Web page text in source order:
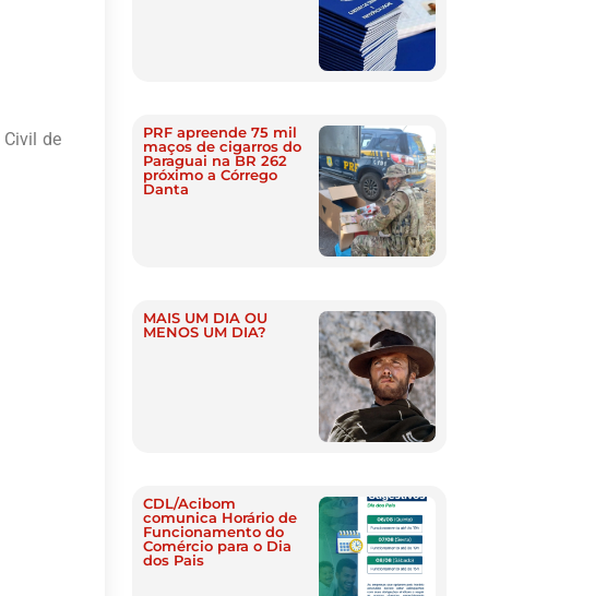
de
PRF apreende 75 mil
maços de cigarros do
Paraguai na BR 262
próximo a Córrego
Danta
MAIS UM DIA OU
MENOS UM DIA?
CDL/Acibom
comunica Horário de
Funcionamento do
Comércio para o Dia
dos Pais